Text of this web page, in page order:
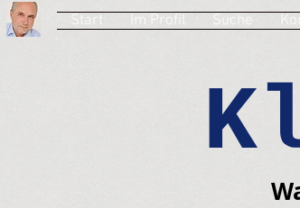
Start Im Profil Suche